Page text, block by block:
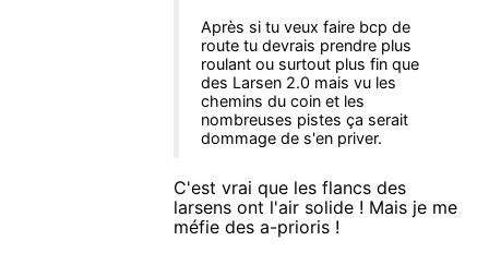
Après si tu veux faire bcp de
route tu devrais prendre plus
roulant ou surtout plus fin que
des Larsen 2.0 mais vu les
chemins du coin et les
nombreuses pistes ça serait
dommage de s'en priver.
C'est vrai que les flancs des
larsens ont l'air solide ! Mais je me
méfie des a-prioris !